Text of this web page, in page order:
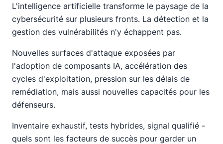
L'intelligence artificielle transforme le paysage de la
cybersécurité sur plusieurs fronts. La détection et la
gestion des vulnérabilités n'y échappent pas.
Nouvelles surfaces d'attaque exposées par
l'adoption de composants IA, accélération des
cycles d'exploitation, pression sur les délais de
remédiation, mais aussi nouvelles capacités pour les
défenseurs.
Inventaire exhaustif, tests hybrides, signal qualifié -
quels sont les facteurs de succès pour garder un